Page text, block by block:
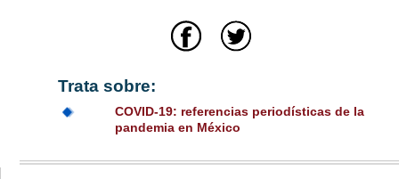
Trata sobre:
COVID-19: referencias periodísticas de la
pandemia en México